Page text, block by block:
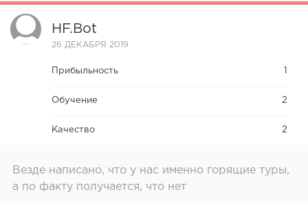
HF.bot
26 ДЕКАБРЯ 2019
Прибыльность
Обучение 2
Качество 2
Везде написано, что у нас именно горящие туры,
а по факту получается, что нет